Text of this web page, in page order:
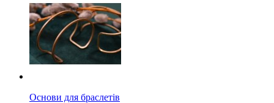
Основи для браслетів